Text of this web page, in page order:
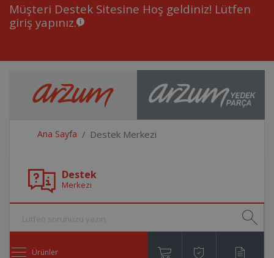
Müşteri Destek Sitesine Hoş geldiniz! Lütfen
giriş yapınız.
Ana Sayfa Destek Merkezi
Destek
Merkezi
Ürünler